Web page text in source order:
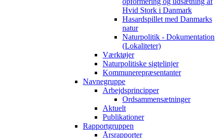
Hvid Stork i Danmark
Hasardspillet med Danmarks
natur
Naturpolitik - Dokumentation
(Lokaliteter)
Værktøjer
Naturpolitiske sigtelinjer
Kommunerepræsentanter
Navnegruppe
Arbejdsprincipper
Ordsammensætninger
Aktuelt
Publikationer
Rapportgruppen
Årsrapporter